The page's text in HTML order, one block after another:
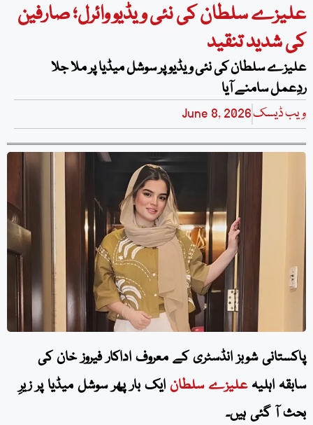
علیزے سلطان کی نئی ویڈیو وائرل؛ صارفین
کی شدید تنقید
علیزے سلطان کی نئی ویڈیو پر سوشل میڈیا پر ملا جلا
ردِعمل سامنے آیا
ویب ڈیسکJune 8, 2026
پاکستانی شوبز انڈسٹری کے معروف اداکار فیروز خان کی
سابقہ اہلیہعلیزے سلطان ایک بار پھر سوشل میڈیا پر زیرِ
بحث آ گئی ہیں۔